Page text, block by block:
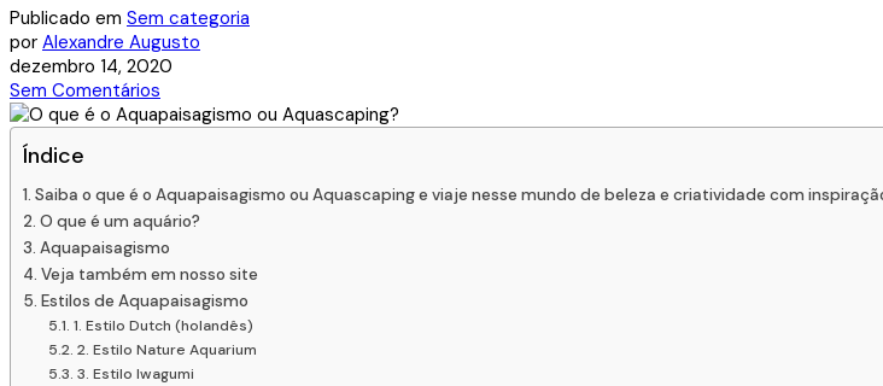
Publicado em Sem categoria
por Alexandre Augusto
dezembro 14, 2020
Sem Comentários
Índice
Saiba o que é o Aquapaisagismo ou Aquascaping e viaje nesse mundo de beleza e criatividade com
O que é um aquário?
Aquapaisagismo
Veja também em nosso site
Estilos de Aquapaisagismo
1. Estilo Dutch (holandês)
2. Estilo Nature Aquarium
3. Estilo Iwagumi